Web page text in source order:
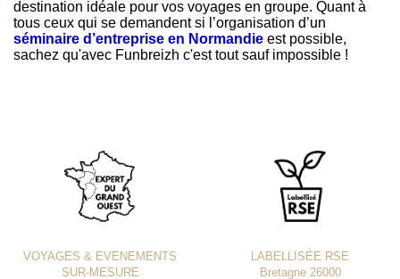
destination idéale pour vos voyages en groupe. Quant à
tous ceux qui se demandent si l’organisation d’un
séminaire d’entreprise en Normandie est possible,
sachez qu'avec Funbreizh c'est tout sauf impossible !
VOYAGES & EVENEMENTS
SUR-MESURE
LABELLISÉE RSE
Bretagne 26000